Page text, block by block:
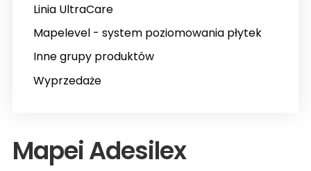
Linia UltraCare
Mapelevel - system poziomowania płytek
Inne grupy produktów
Wyprzedaże
Mapei Adesilex